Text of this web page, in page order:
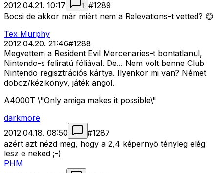
2012.04.21. 10:17 1 #1289
Bocsi de akkor már miért nem a Relevations-t vetted? 😊
Tex Murphy
2012.04.20. 21:46#1288
Megvettem a Resident Evil Mercenaries-t bontatlanul,
Nintendo-s feliratú fóliával. De... Nem volt benne Club
Nintendo regisztrációs kártya. Ilyenkor mi van? Német
doboz/kézikönyv, játék angol.
A4000T \"Only amiga makes it possible\"
darkmore
2012.04.18. 08:50
#1287
azért azt nézd meg, hogy a 2,4 képernyõ tényleg elég
lesz e neked ;-)
PHM